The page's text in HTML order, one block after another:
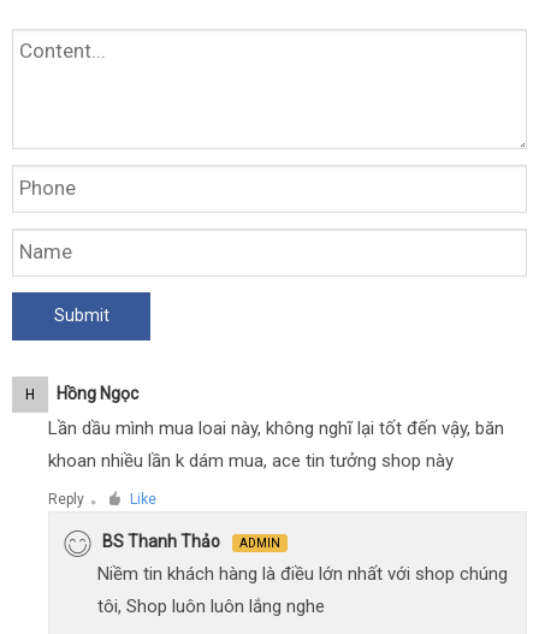
H Hồng Ngọc
Lần dầu mình mua loai này, không nghĩ lại tốt đến vậy, băn
khoan nhiều lần k dám mua, ace tin tưởng shop này
Reply ● Like
BS Thanh Thảo ADMIN
Niềm tin khách hàng là điều lớn nhất với shop chúng
tôi, Shop luôn luôn lắng nghe